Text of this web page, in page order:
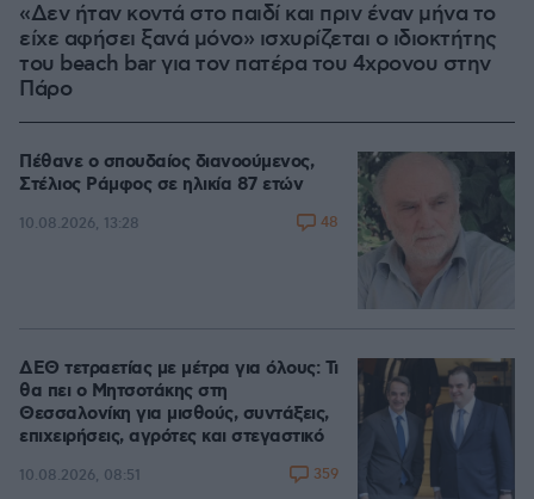
«Δεν ήταν κοντά στο παιδί και πριν έναν μήνα το
είχε αφήσει ξανά μόνο» ισχυρίζεται ο ιδιοκτήτης
του beach bar για τον πατέρα του 4χρονου στην
Πάρο
Πέθανε ο σπουδαίος διανοούμενος,
Στέλιος Ράμφος σε ηλικία 87 ετών
10.08.2026, 13:28 48
ΔΕΘ τετραετίας με μέτρα για όλους: Τι
θα πει ο Μητσοτάκης στη
Θεσσαλονίκη για μισθούς, συντάξεις,
επιχειρήσεις, αγρότες και στεγαστικό
10.08.2026, 08:51 359